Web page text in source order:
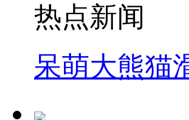
热点新闻
呆萌大熊猫